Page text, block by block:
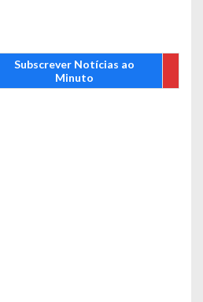
Subscrever Notícias ao
Minuto